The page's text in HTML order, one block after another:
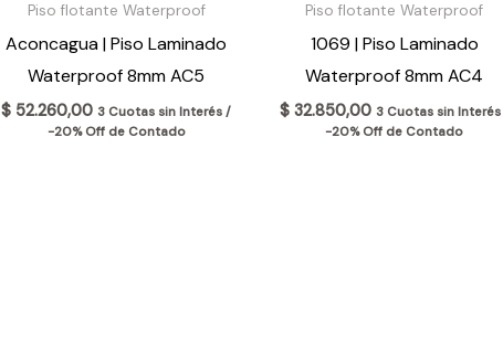
Piso flotante Waterproof
Aconcagua | Piso Laminado
Waterproof 8mm AC5
$ 52.260,00 3 Cuotas sin Interés /
-20% Off de Contado
Piso flotante Waterproof
1069 | Piso Laminado
Waterproof 8mm AC4
$32.850,00 3 Cuotas sin
-20% Off de Contado